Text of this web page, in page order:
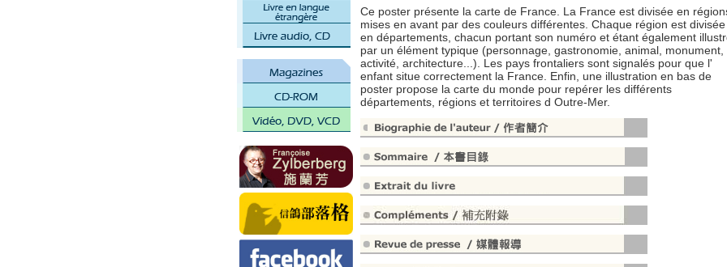
Ce poster présente la carte de France. La France est divisée en
mises en avant par des couleurs différentes. Chaque région est divisée
en départements, chacun portant son numéro et étant également
par un élément typique (personnage, gastronomie, animal, monument,
activité, architecture...). Les pays frontaliers sont signalés pour que l'
enfant situe correctement la France. Enfin, une illustration en bas de
poster propose la carte du monde pour repérer les différents
départements, régions et territoires d Outre-Mer.